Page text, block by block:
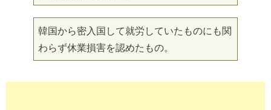
韓国から密入国して就労していたものにも関
わらず休業損害を認めたもの。